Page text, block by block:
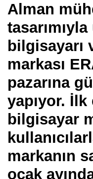
Alman
bilgisayarı
markası
pazarına
yapıyor.
bilgisayar
markanın
ocak